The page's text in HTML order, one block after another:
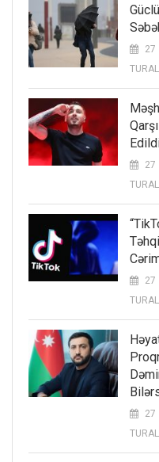
27
27
27
27